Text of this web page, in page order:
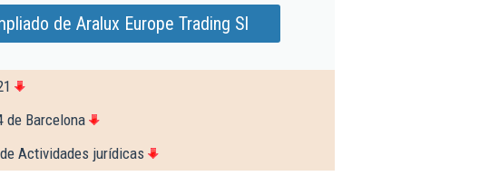
de Aralux Europe Trading Sl
de Barcelona
Actividades jurídicas